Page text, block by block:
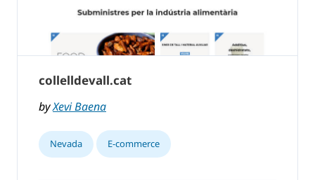
collelldevall.cat
byXevi Baena
Nevada E-commerce